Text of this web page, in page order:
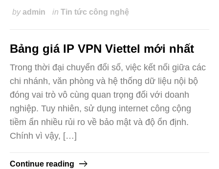
byadmin in Tin tức công nghệ
Bảng giá IP VPN Viettel mới nhất
Trong thời đại chuyển đổi số, việc kết nối giữa các
chi nhánh, văn phòng và hệ thống dữ liệu nội bộ
đóng vai trò vô cùng quan trọng đối với doanh
nghiệp. Tuy nhiên, sử dụng internet công cộng
tiềm ẩn nhiều rủi ro về bảo mật và độ ổn định.
Chính vì vậy, […]
Continue reading